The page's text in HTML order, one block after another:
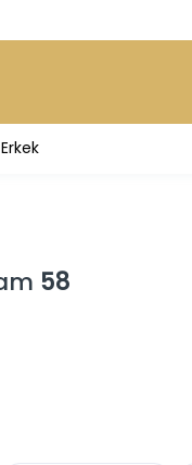
Erkek
58